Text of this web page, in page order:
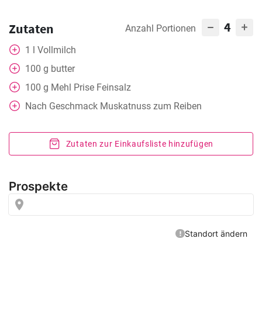
Zutaten Anzahl Portionen 4
1 l Vollmilch
100 g butter
100 g Mehl Prise Feinsalz
Nach Geschmack Muskatnuss zum Reiben
Zutaten zur Einkaufsliste hinzufügen